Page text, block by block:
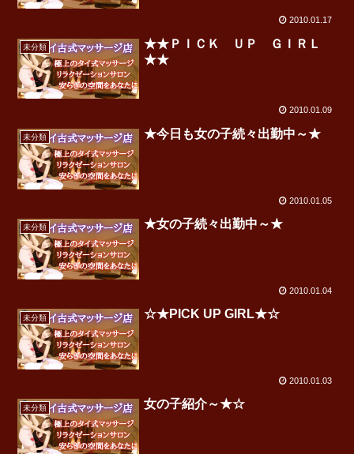
2010.01.17
未分類
★★ＰＩＣＫ ＵＰ ＧＩＲＬ
★★
2010.01.09
未分類 ★今日も女の子続々出勤中～★
2010.01.05
未分類 ★女の子続々出勤中～★
2010.01.04
未分類 ☆★PICK UP GIRL★☆
2010.01.03
未分類 女の子紹介～★☆